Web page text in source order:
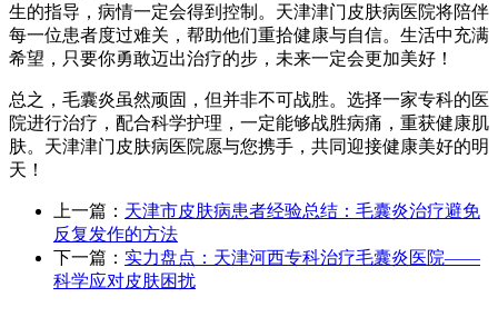
生的指导，病情一定会得到控制。天津津门皮肤病医院将陪伴
每一位患者度过难关，帮助他们重拾健康与自信。生活中充满
希望，只要你勇敢迈出治疗的步，未来一定会更加美好！
总之，毛囊炎虽然顽固，但并非不可战胜。选择一家专科的医
院进行治疗，配合科学护理，一定能够战胜病痛，重获健康肌
肤。天津津门皮肤病医院愿与您携手，共同迎接健康美好的明
天！
上一篇： 天津市皮肤病患者经验总结：毛囊炎治疗避免
反复发作的方法
下一篇： 实力盘点：天津河西专科治疗毛囊炎医院——
科学应对皮肤困扰